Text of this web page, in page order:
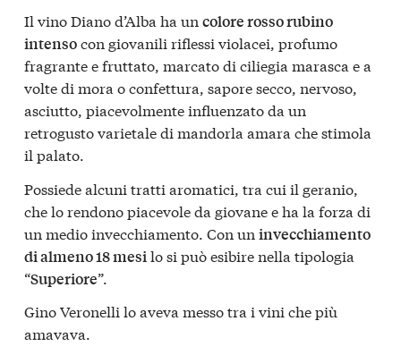
Il vino Diano d’Alba ha un colore rosso rubino
intensocon giovanili riflessi violacei, profumo
fragrante e fruttato, marcato di ciliegia marasca e a
volte di mora o confettura, sapore secco, nervoso,
asciutto, piacevolmente influenzato da un
retrogusto varietale di mandorla amara che stimola
il palato.
Possiede alcuni tratti aromatici, tra cui il geranio,
che lo rendono piacevole da giovane e ha la forza di
un medio invecchiamento. Con un invecchiamento
di almeno 18 mesilo si può esibire nella tipologia
“Superiore”.
Gino Veronelli lo aveva messo tra i vini che più
amavava.